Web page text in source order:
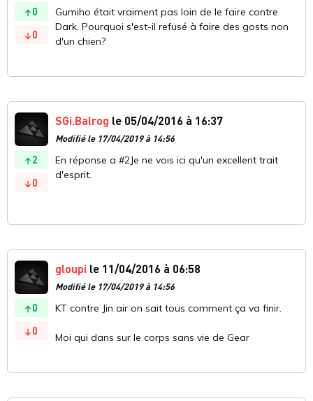
0
0
Gumiho était vraiment pas loin de le faire contre
Dark. Pourquoi s'est-il refusé à faire des gosts non
d'un chien?
2
0
SGi.Balrog le 05/04/2016 à 16:37
Modifié le 17/04/2019 à 14:56
En réponse a #2Je ne vois ici qu'un excellent trait
d'esprit.
0
0
gloupi le 11/04/2016 à 06:58
Modifié le 17/04/2019 à 14:56
KT contre Jin air on sait tous comment ça va finir.
Moi qui dans sur le corps sans vie de Gear